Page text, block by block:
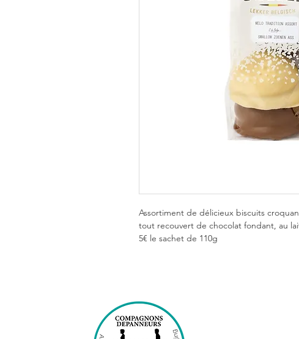
Assortiment de délicieux biscuits
tout recouvert de chocolat fondant, au
5€ le sachet de 110g